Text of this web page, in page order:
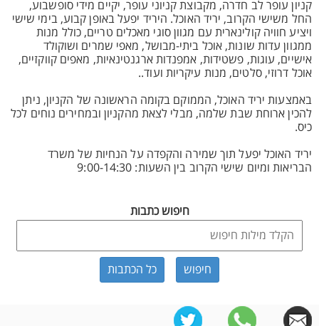
קניון עופר לב חדרה, מקבוצת קניוני עופר, יקיים מידי סופשבוע,
החל משישי הקרוב, יריד האוכל. היריד יפעל באופן קבוע, בימי שישי
ויציע חוויה קולינארית עם מגוון סוגי מאכלים טריים, כולל מנות
ממגוון עדות שונות, אוכל ביתי-מבושל, מאפי שמרים ושוקולד
אישיים, עוגות, פשטידות, אמפנדות ארגנטינאיות, מאפים קווקזיים,
אוכל דרוזי, סלטים, מנות עיקריות ועוד..
באמצעות יריד האוכל, הממוקם בקומה הראשונה של הקניון, ניתן
להכין ארוחת שבת שלמה, מבלי לצאת מהקניון ובמחירים נוחים לכל
כיס.
יריד האוכל יפעל תוך שמירה והקפדה על הנחיות של משרד
הבריאות ומיום שישי הקרוב בין השעות: 9:00-14:30
חיפוש כתבות
כל הכתבות